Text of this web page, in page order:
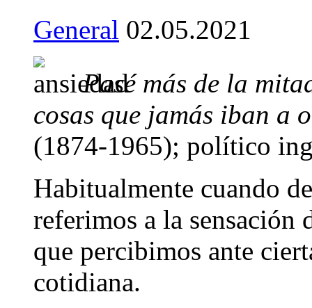
General 02.05.2021
Pasé más de la
cosas que jamás iban a
(1874-1965); político
Habitualmente cuando
referimos a la sensación
que percibimos ante
cotidiana.